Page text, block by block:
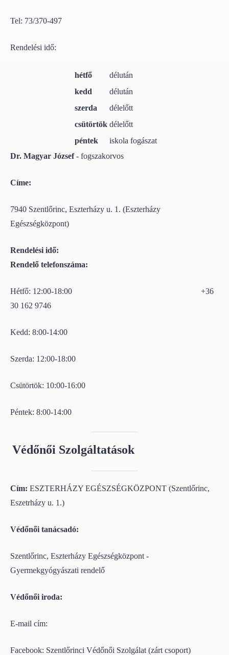
Tel: 73/370-497
Rendelési idő:
hétfő
délután
kedd
délután
szerda
délelőtt
csütörtök délelőtt
péntek
iskola fogászat
Dr. Magyar József- fogszakorvos
Címe:
7940 Szentlőrinc, Eszterházy u. 1. (Eszterházy
Egészségközpont)
Rendelési idő:
Rendelő telefonszáma:
Hétfő: 12:00-18:00 +36
30 162 9746
Kedd: 8:00-14:00
Szerda: 12:00-18:00
Csütörtök: 10:00-16:00
Péntek: 8:00-14:00
Védőnői Szolgáltatások
Cím: ESZTERHÁZY EGÉSZSÉGKÖZPONT (Szentlőrinc,
Eszetrházy u. 1.)
Védőnői tanácsadó:
Szentlőrinc, Eszterházy Egészségközpont -
Gyermekgyógyászati rendelő
Védőnői iroda:
E-mail cím:
Facebook: Szentlőrinci Védőnői Szolgálat (zárt csoport)